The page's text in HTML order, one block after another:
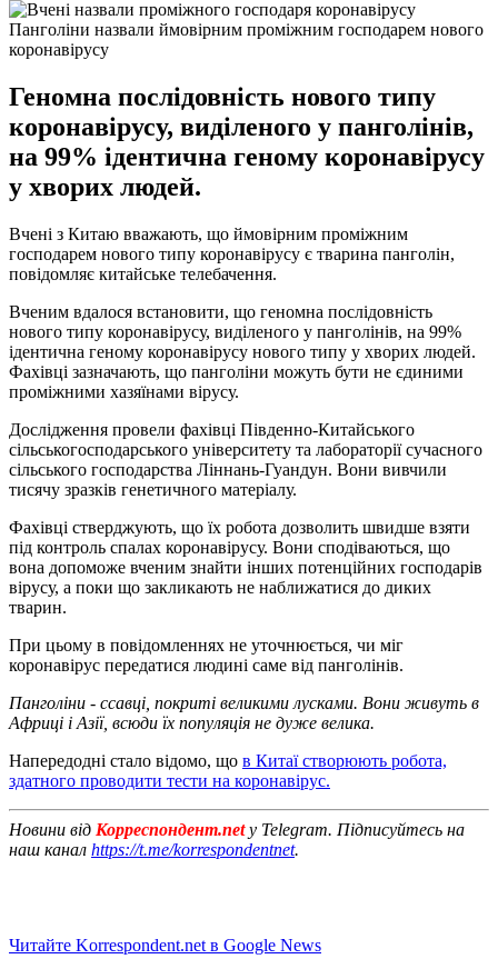
Панголіни назвали ймовірним проміжним господарем нового
коронавірусу
Геномна послідовність нового типу
коронавірусу, виділеного у панголінів,
на 99% ідентична геному коронавірусу
у хворих людей.
Вчені з Китаю вважають, що ймовірним проміжним
господарем нового типу коронавірусу є тварина панголін,
повідомляє китайське телебачення.
Вченим вдалося встановити, що геномна послідовність
нового типу коронавірусу, виділеного у панголінів, на 99%
ідентична геному коронавірусу нового типу у хворих людей.
Фахівці зазначають, що панголіни можуть бути не єдиними
проміжними хазяїнами вірусу.
Дослідження провели фахівці Південно-Китайського
сільськогосподарського університету та лабораторії сучасного
сільського господарства Ліннань-Гуандун. Вони вивчили
тисячу зразків генетичного матеріалу.
Фахівці стверджують, що їх робота дозволить швидше взяти
під контроль спалах коронавірусу. Вони сподіваються, що
вона допоможе вченим знайти інших потенційних господарів
вірусу, а поки що закликають не наближатися до диких
тварин.
При цьому в повідомленнях не уточнюється, чи міг
коронавірус передатися людині саме від панголінів.
Панголіни - ссавці, покриті великими лусками. Вони живуть в
Африці і Азії, всюди їх популяція не дуже велика.
Напередодні стало відомо, що в Китаї створюють робота,
здатного проводити тести на коронавірус.
Новини від Корреспондент.net у Telegram. Підписуйтесь на
наш канал https://t.me/korrespondentnet.
Читайте Korrespondent.net в Google News